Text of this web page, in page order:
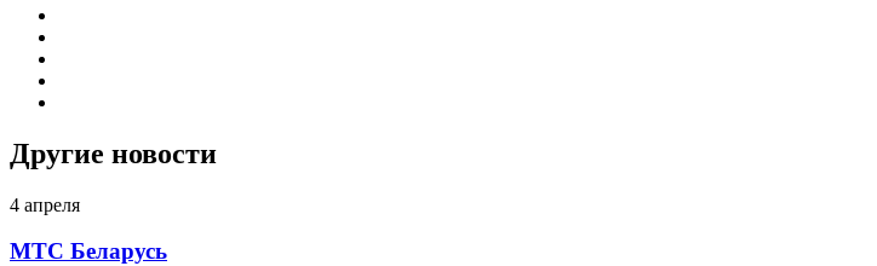
Другие новости
4 апреля
МТС Беларусь